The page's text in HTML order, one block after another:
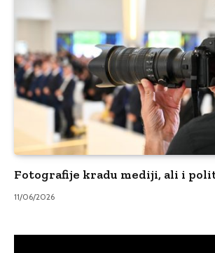
Fotografije kradu mediji, ali i
11/06/2026